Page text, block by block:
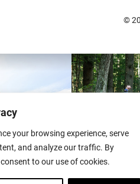
your browsing experience, serve
and analyze our traffic. By
to our use of cookies.
©